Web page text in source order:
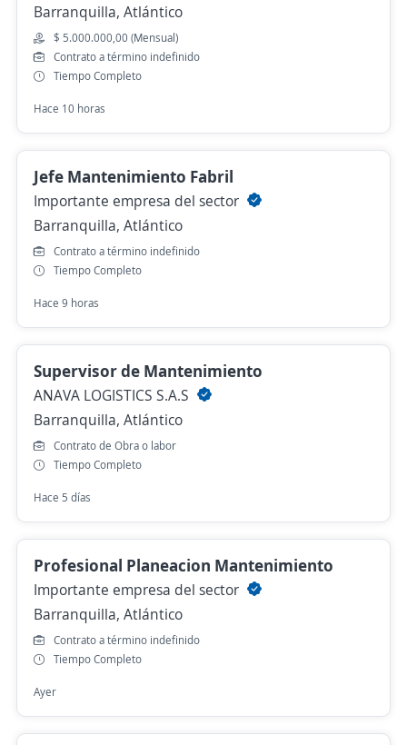
Barranquilla, Atlántico
$ 5.000.000,00 (Mensual)
Contrato a término indefinido
Tiempo Completo
Hace 10 horas
Jefe Mantenimiento Fabril
Importante empresa del sector
Barranquilla, Atlántico
Contrato a término indefinido
Tiempo Completo
Hace 9 horas
Supervisor de Mantenimiento
ANAVA LOGISTICS S.A.S
Barranquilla, Atlántico
Contrato de Obra o labor
Tiempo Completo
Hace 5 días
Profesional Planeacion Mantenimiento
Importante empresa del sector
Barranquilla, Atlántico
Contrato a término indefinido
Tiempo Completo
Ayer